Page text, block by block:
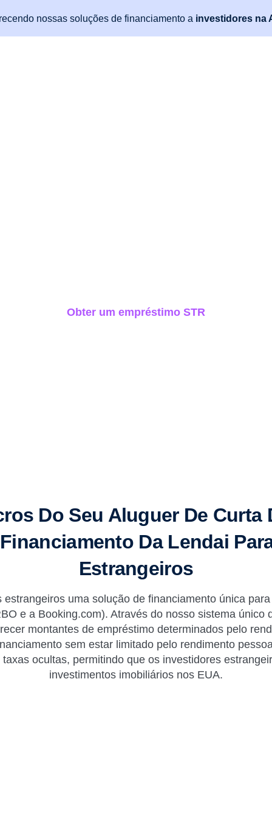
Obter um empréstimo STR
Do Seu Aluguer De Curta
Da Lendai
Estrangeiros
uma solução de financiamento única
e a Booking.com). Através do nosso sistema único
montantes de empréstimo determinados pelo
sem estar limitado pelo rendimento
ocultas, permitindo que os investidores
investimentos imobiliários nos EUA.
nossas soluções de financiamento a investidores na